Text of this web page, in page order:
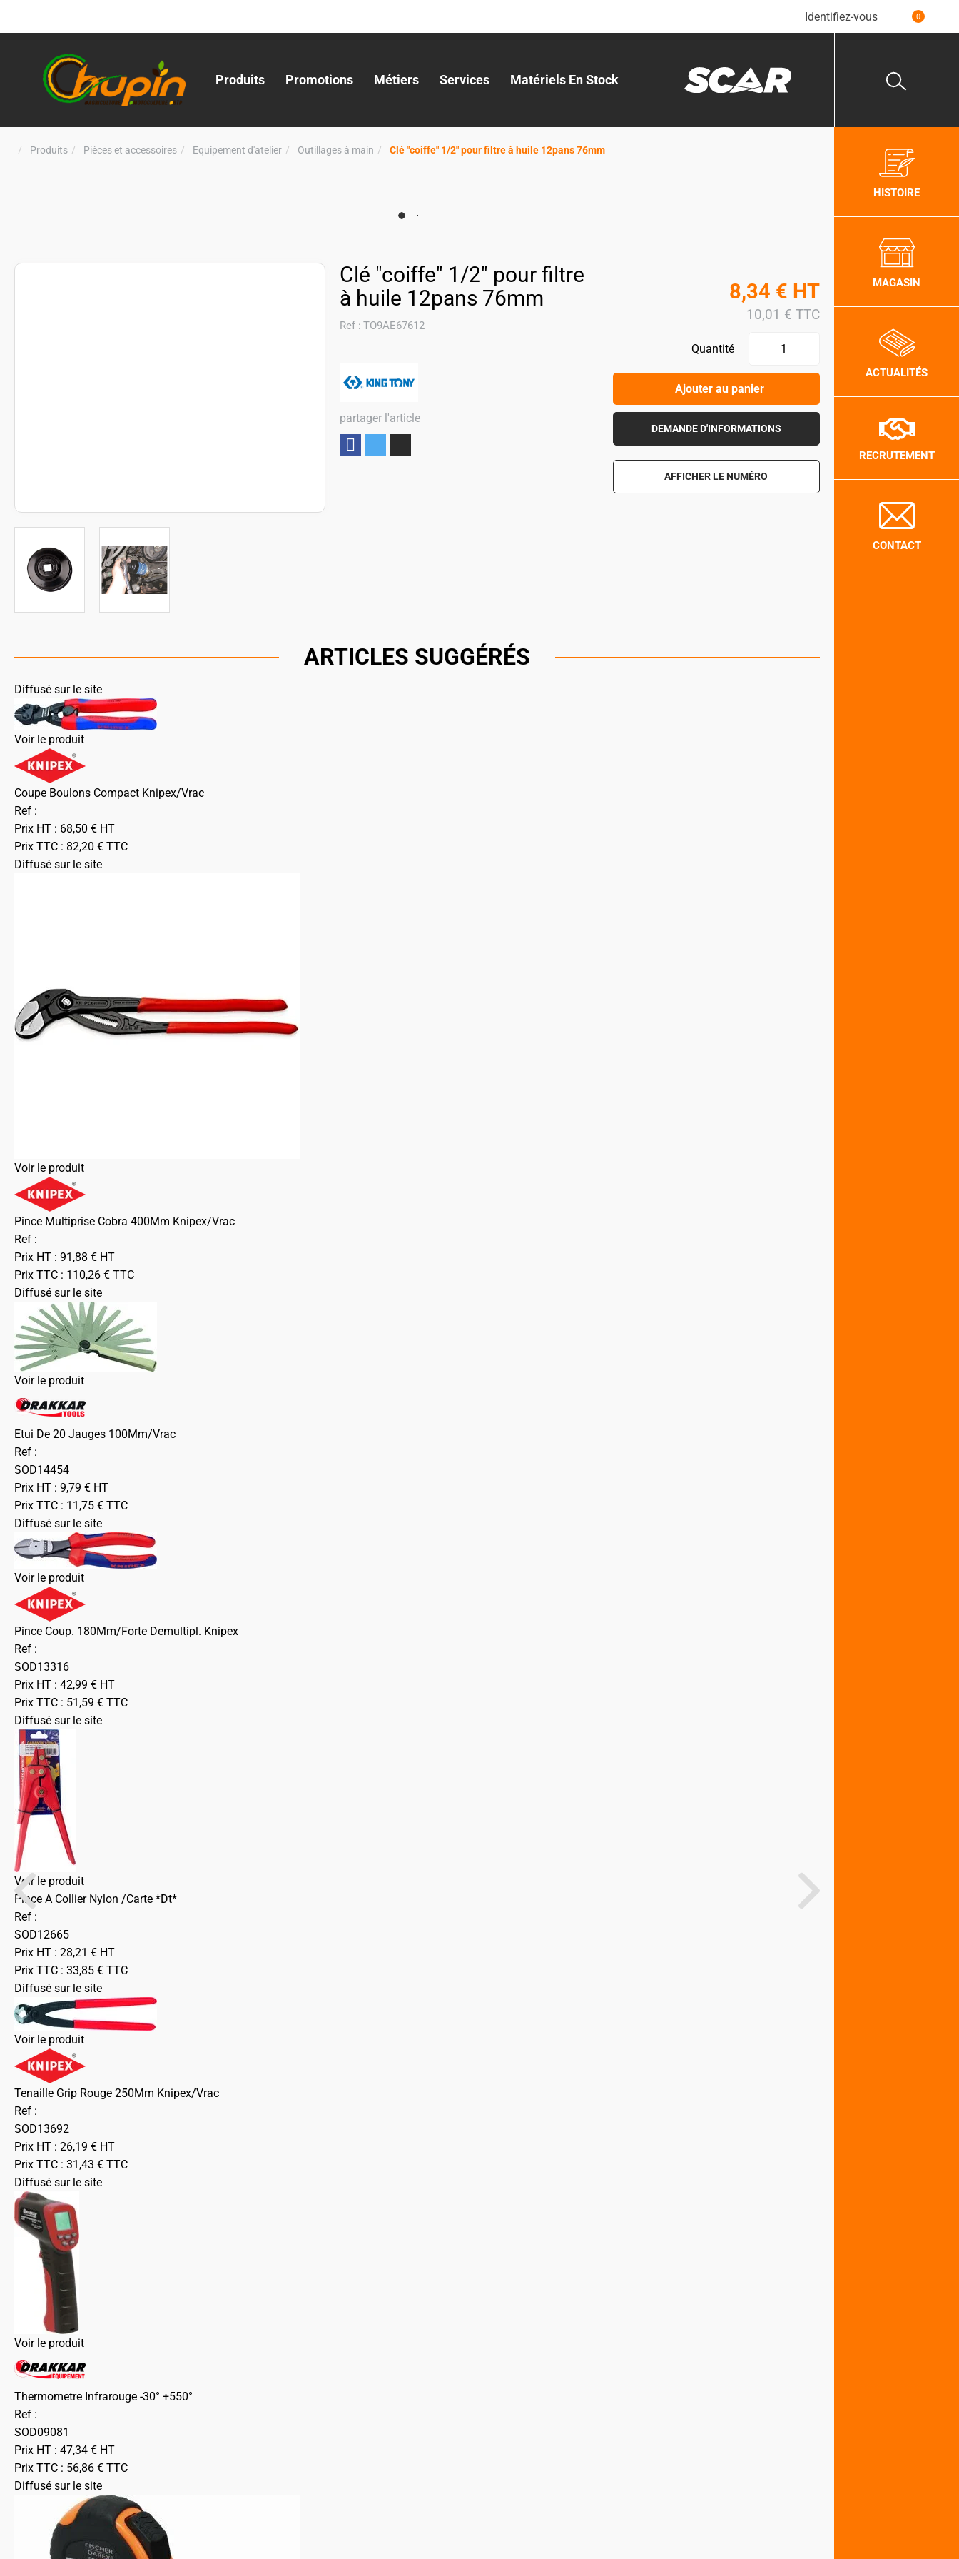
Identifiez-vous 0
Produits Promotions Métiers Services Matériels En Stock
Produits Pièces et accessoires Equipement d'atelier Outillages à main Clé "coiffe" 1/2" pour filtre à huile 12pans 76mm
Clé "coiffe" 1/2" pour filtre
à huile 12pans 76mm
Ref : TO9AE67612
partager l'article
8,34 € HT
10,01 € TTC
Quantité
Ajouter au panier
DEMANDE D'INFORMATIONS
AFFICHER LE NUMÉRO
ARTICLES SUGGÉRÉS
Diffusé sur le site
Voir le produit
Coupe Boulons Compact Knipex/Vrac
Ref :
Prix HT : 68,50 € HT
Prix TTC : 82,20 € TTC
Diffusé sur le site
Voir le produit
Pince Multiprise Cobra 400Mm Knipex/Vrac
Ref :
Prix HT : 91,88 € HT
Prix TTC : 110,26 € TTC
Diffusé sur le site
Voir le produit
Etui De 20 Jauges 100Mm/Vrac
Ref :
SOD14454
Prix HT : 9,79 € HT
Prix TTC : 11,75 € TTC
Diffusé sur le site
Voir le produit
Pince Coup. 180Mm/Forte Demultipl. Knipex
Ref :
SOD13316
Prix HT : 42,99 € HT
Prix TTC : 51,59 € TTC
Diffusé sur le site
Voir le produit
Pince A Collier Nylon /Carte *Dt*
Ref :
SOD12665
Prix HT : 28,21 € HT
Prix TTC : 33,85 € TTC
Diffusé sur le site
Voir le produit
Tenaille Grip Rouge 250Mm Knipex/Vrac
Ref :
SOD13692
Prix HT : 26,19 € HT
Prix TTC : 31,43 € TTC
Diffusé sur le site
Voir le produit
Thermometre Infrarouge -30° +550°
Ref :
SOD09081
Prix HT : 47,34 € HT
Prix TTC : 56,86 € TTC
Diffusé sur le site
HISTOIRE
MAGASIN
ACTUALITÉS
RECRUTEMENT
CONTACT